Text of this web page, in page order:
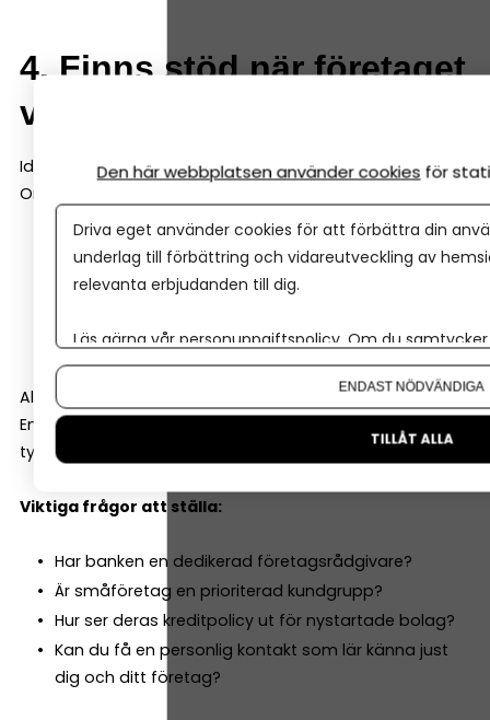
4. Finns stöd när företaget
växer?
Idag kanske du bara behöver ett konto.
Om två år kanske du behöver:
Checkkredit
Företagslån
Rådgivning kring investeringar
Alla banker är inte lika företagsinriktade.
En del är starka på bolån och privatkunder. Andra har
tydligare fokus på småföretag.
Viktiga frågor att ställa:
Har banken en dedikerad företagsrådgivare?
Är småföretag en prioriterad kundgrupp?
Hur ser deras kreditpolicy ut för nystartade bolag?
Kan du få en personlig kontakt som lär känna just
dig och ditt företag?
Den här webbplatsen använder cookies för
Driva eget använder cookies för att förbättra din
underlag till förbättring och vidareutveckling av
relevanta erbjudanden till dig.
Läs gärna vår personuppgiftspolicy. Om du
Om du vill ändra ditt val i efterhand hittar du den
ENDAST NÖDVÄNDIGA
TILLÅT ALLA